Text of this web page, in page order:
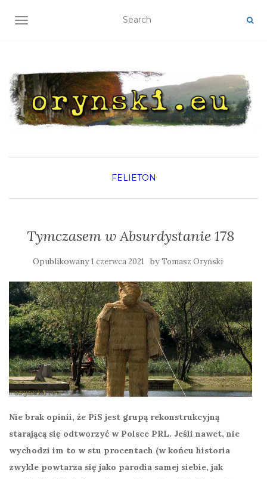
TOGGLE NAVIGATION
FELIETON
Tymczasem w Absurdystanie 178
Opublikowany1 czerwca 2021 byTomasz Oryński
Nie brak opinii, że PiS jest grupą rekonstrukcyjną
starającą się odtworzyć w Polsce PRL. Jeśli nawet, nie
wychodzi im to w stu procentach (w końcu historia
zwykle powtarza się jako parodia samej siebie, jak